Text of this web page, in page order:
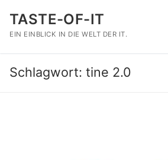
Inhalt
springen
TASTE-OF-IT
EIN EINBLICK IN DIE WELT DER IT.
Suchen nach:
Schlagwort: tine 2.0